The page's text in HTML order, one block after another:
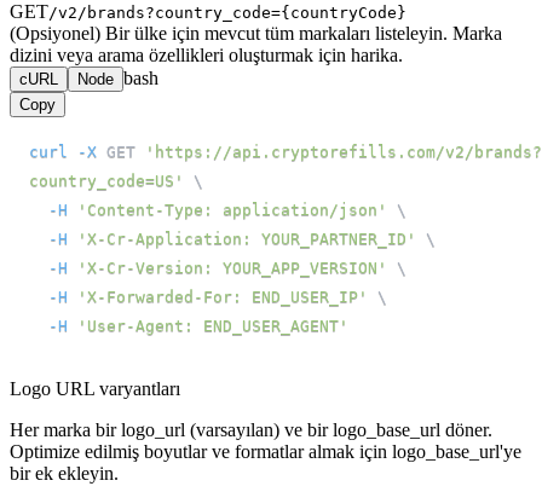
GET/v2/brands?country_code={countryCode}
(Opsiyonel) Bir ülke için mevcut tüm markaları listeleyin. Marka
dizini veya arama özellikleri oluşturmak için harika.
cURL Node bash
Copy
curl -X GET
'https://api.cryptorefills.com/v2/brands?
country_code=US'
\
-H
'Content-Type: application/json'
\
-H
'X-Cr-Application: YOUR_PARTNER_ID'
\
-H
'X-Cr-Version: YOUR_APP_VERSION'
\
-H
'X-Forwarded-For: END_USER_IP'
\
-H
'User-Agent: END_USER_AGENT'
Logo URL varyantları
Her marka bir logo_url (varsayılan) ve bir logo_base_url döner.
Optimize edilmiş boyutlar ve formatlar almak için logo_base_url'ye
bir ek ekleyin.